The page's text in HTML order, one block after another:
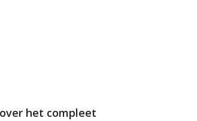
het compleet